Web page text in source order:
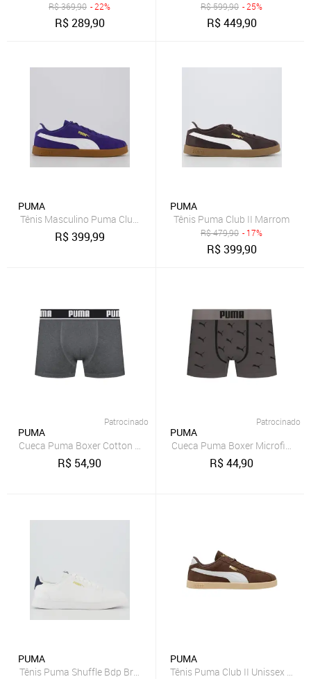
R$369,90 - 22%
R$289,90
R$599,90 - 25%
R$449,90
PUMA
Tênis Masculino Puma Club II
R$399,99
PUMA
Tênis Puma Club II Marrom
R$479,90 - 17%
R$399,90
Patrocinado
PUMA
Cueca Puma Boxer Cotton Adulto Elástco 35MM
R$ 54,90
Patrocinado
PUMA
Cueca Puma Boxer Microfibra
R$44,90
PUMA
Tênis Puma Shuffle Bdp Branco e Preto
PUMA
Tênis Puma Club II Unissex -